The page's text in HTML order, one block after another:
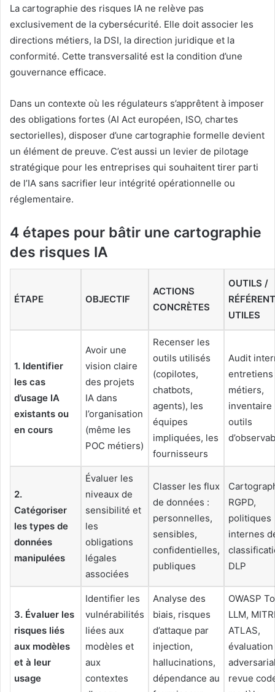
La cartographie des risques IA ne relève pas
exclusivement de la cybersécurité. Elle doit associer les
directions métiers, la DSI, la direction juridique et la
conformité. Cette transversalité est la condition d’une
gouvernance efficace.
Dans un contexte où les régulateurs s’apprêtent à imposer
des obligations fortes (AI Act européen, ISO, chartes
sectorielles), disposer d’une cartographie formelle devient
un élément de preuve. C’est aussi un levier de pilotage
stratégique pour les entreprises qui souhaitent tirer parti
de l’IA sans sacrifier leur intégrité opérationnelle ou
réglementaire.
4 étapes pour bâtir une cartographie
des risques IA
ÉTAPE OBJECTIF
ACTIONS
CONCRÈTES
OUTILS /
UTILES
1. Identifier
les cas
d’usage IA
existants ou
en cours
Avoir une
vision claire
des projets
IA dans
l’organisation
(même les
POC métiers)
Recenser les
outils utilisés
(copilotes,
chatbots,
agents), les
équipes
impliquées, les
fournisseurs
Audit
entretiens
métiers,
inventaire
outils
2.
Catégoriser
les types de
données
manipulées
Évaluer les
niveaux de
sensibilité et
les
obligations
légales
associées
Classer les flux
de données :
personnelles,
sensibles,
confidentielles,
publiques
RGPD,
politiques
internes
DLP
3. Évaluer les
risques liés
aux modèles
et à leur
usage
Identifier les
vulnérabilités
liées aux
modèles et
aux
contextes
Analyse des
biais, risques
d’attaque par
injection,
hallucinations,
dépendance au
OWASP
LLM,
ATLAS,
évaluation
revue